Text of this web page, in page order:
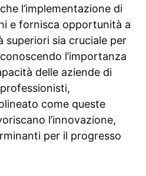
l’implementazione di
e fornisca opportunità a
superiori sia cruciale per
l’importanza
delle aziende di
come queste
l’innovazione,
per il progresso